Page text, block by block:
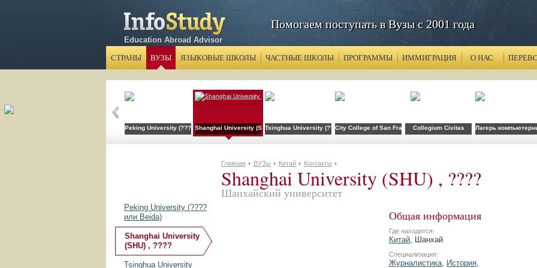
Education Abroad Advisor
Помогаем поступать в Вузы с 2001 года
СТРАНЫ ВУЗЫ ЯЗЫКОВЫЕ ШКОЛЫ ЧАСТНЫЕ ШКОЛЫ ПРОГРАММЫ ИММИГРАЦИЯ О НАС
Peking University (???? или Beida)Shanghai University (SHU) , ????Tsinghua University (????)City College of San FranciscoCollegium Civitas Лагерь
Peking University (????
или Beida)
Shanghai University
(SHU) , ????
Tsinghua University
Главная ВУЗы Китай Контакты
Shanghai University (SHU) , ????
Шанхайский университет
Общая информация
Где находится:
Китай, Шанхай
Специализация:
Журналистика, История,